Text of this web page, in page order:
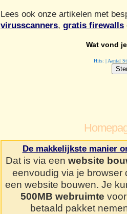
Lees ook onze artikelen met
virusscanners, gratis firewalls
Wat vond
Hits: | Aantal
De makkelijkste manier
Dat is via een website
eenvoudig via je
een website bouwen. Je
500MB webruimte
betaald pakket